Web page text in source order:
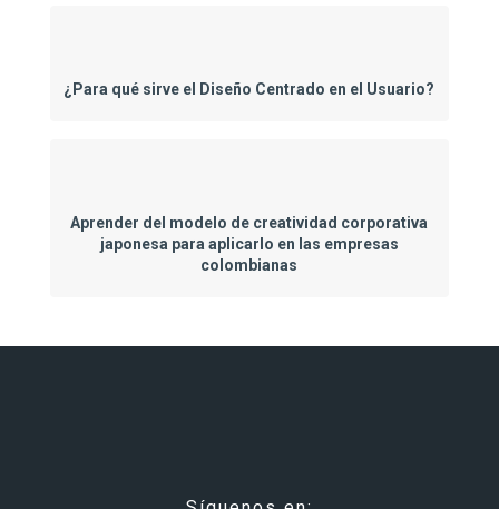
¿Para qué sirve el Diseño Centrado en el Usuario?
Aprender del modelo de creatividad corporativa
japonesa para aplicarlo en las empresas
colombianas